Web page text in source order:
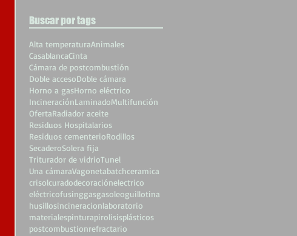
Buscar por tags
Alta temperaturaAnimales
CasablancaCinta
Cámara de postcombustión
Doble accesoDoble cámara
Horno a gasHorno eléctrico
IncineraciónLaminadoMultifunción
OfertaRadiador aceite
Residuos Hospitalarios
Residuos cementerioRodillos
SecaderoSolera fija
Triturador de vidrioTunel
Una cámaraVagonetabatchceramica
crisolcuradodecoraciónelectrico
eléctricofusinggasgasoleoguillotina
husillosincineracionlaboratorio
materialespinturapirolisisplásticos
postcombustionrefractario